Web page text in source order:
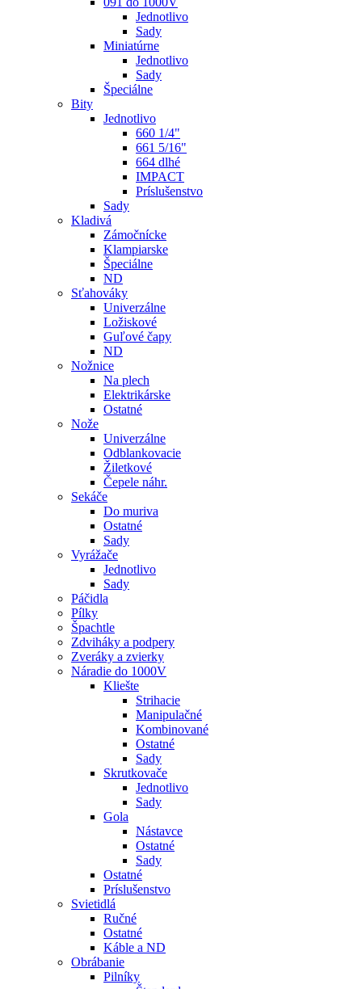
Jednotlivo
Sady
Miniatúrne
Jednotlivo
Sady
Špeciálne
Bity
Jednotlivo
660 1/4"
661 5/16"
664 dlhé
IMPACT
Príslušenstvo
Sady
Kladivá
Zámočnícke
Klampiarske
Špeciálne
ND
Sťahováky
Univerzálne
Ložiskové
Guľové čapy
ND
Nožnice
Na plech
Elektrikárske
Ostatné
Nože
Univerzálne
Odblankovacie
Žiletkové
Čepele náhr.
Sekáče
Do muriva
Ostatné
Sady
Vyrážače
Jednotlivo
Sady
Páčidla
Pílky
Špachtle
Zdviháky a podpery
Zveráky a zvierky
Náradie do 1000V
Kliešte
Strihacie
Manipulačné
Kombinované
Ostatné
Sady
Skrutkovače
Jednotlivo
Sady
Gola
Nástavce
Ostatné
Sady
Ostatné
Príslušenstvo
Svietidlá
Ručné
Ostatné
Káble a ND
Obrábanie
Pilníky